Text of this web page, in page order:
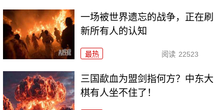
一场被世界遗忘的战争，正在刷
新所有人的认知
最热 阅读 22523
三国歃血为盟剑指何方？中东大
棋有人坐不住了！